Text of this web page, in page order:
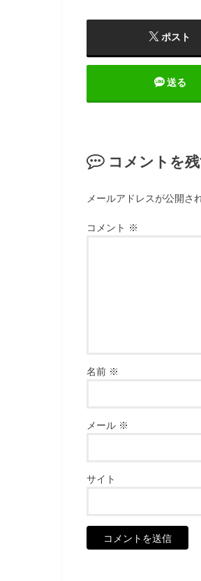
ポスト
送る
コメントを
メールアドレスが公開さ
コメント ※
名前 ※
メール ※
サイト